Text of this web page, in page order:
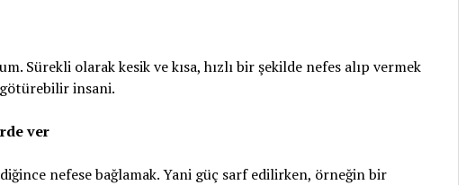
Sürekli olarak kesik ve kısa, hızlı bir şekilde nefes alıp vermek
insani.
ver
nefese bağlamak. Yani güç sarf edilirken, örneğin bir